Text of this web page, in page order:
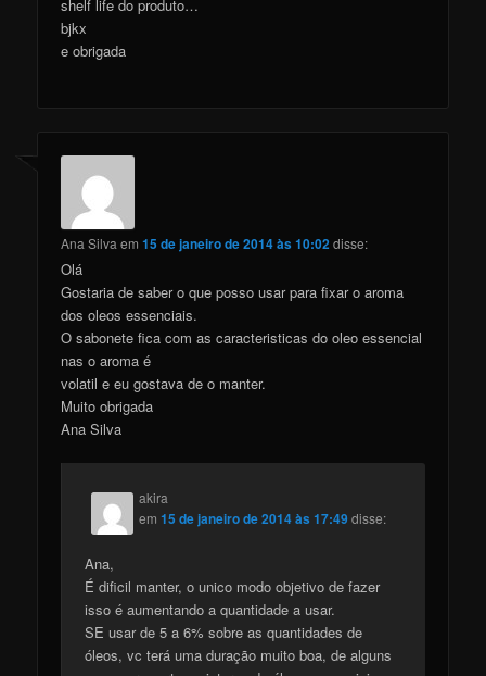
shelf life do produto…
bjkx
e obrigada
Ana Silva em15 de janeiro de 2014 às 10:02disse:
Olá
Gostaria de saber o que posso usar para fixar o aroma
dos oleos essenciais.
O sabonete fica com as caracteristicas do oleo essencial
nas o aroma é
volatil e eu gostava de o manter.
Muito obrigada
Ana Silva
akira
em15 de janeiro de 2014 às 17:49disse:
Ana,
É dificil manter, o unico modo objetivo de fazer
isso é aumentando a quantidade a usar.
SE usar de 5 a 6% sobre as quantidades de
óleos, vc terá uma duração muito boa, de alguns